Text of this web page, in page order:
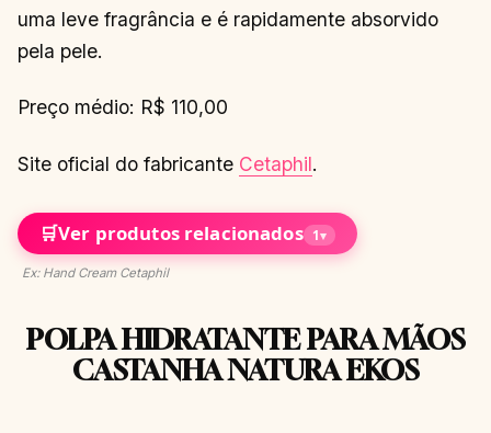
uma leve fragrância e é rapidamente absorvido
pela pele.
Preço médio: R$ 110,00
Site oficial do fabricante Cetaphil.
🛒Ver produtos relacionados 1▾
Ex: Hand Cream Cetaphil
POLPA HIDRATANTE PARA MÃOS
CASTANHA NATURA EKOS